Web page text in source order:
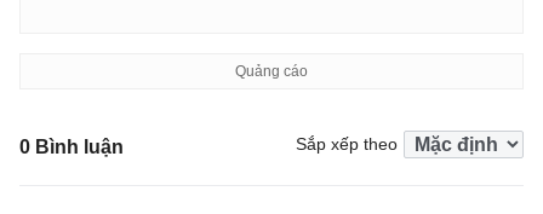
0 Bình luận Sắp xếp theo